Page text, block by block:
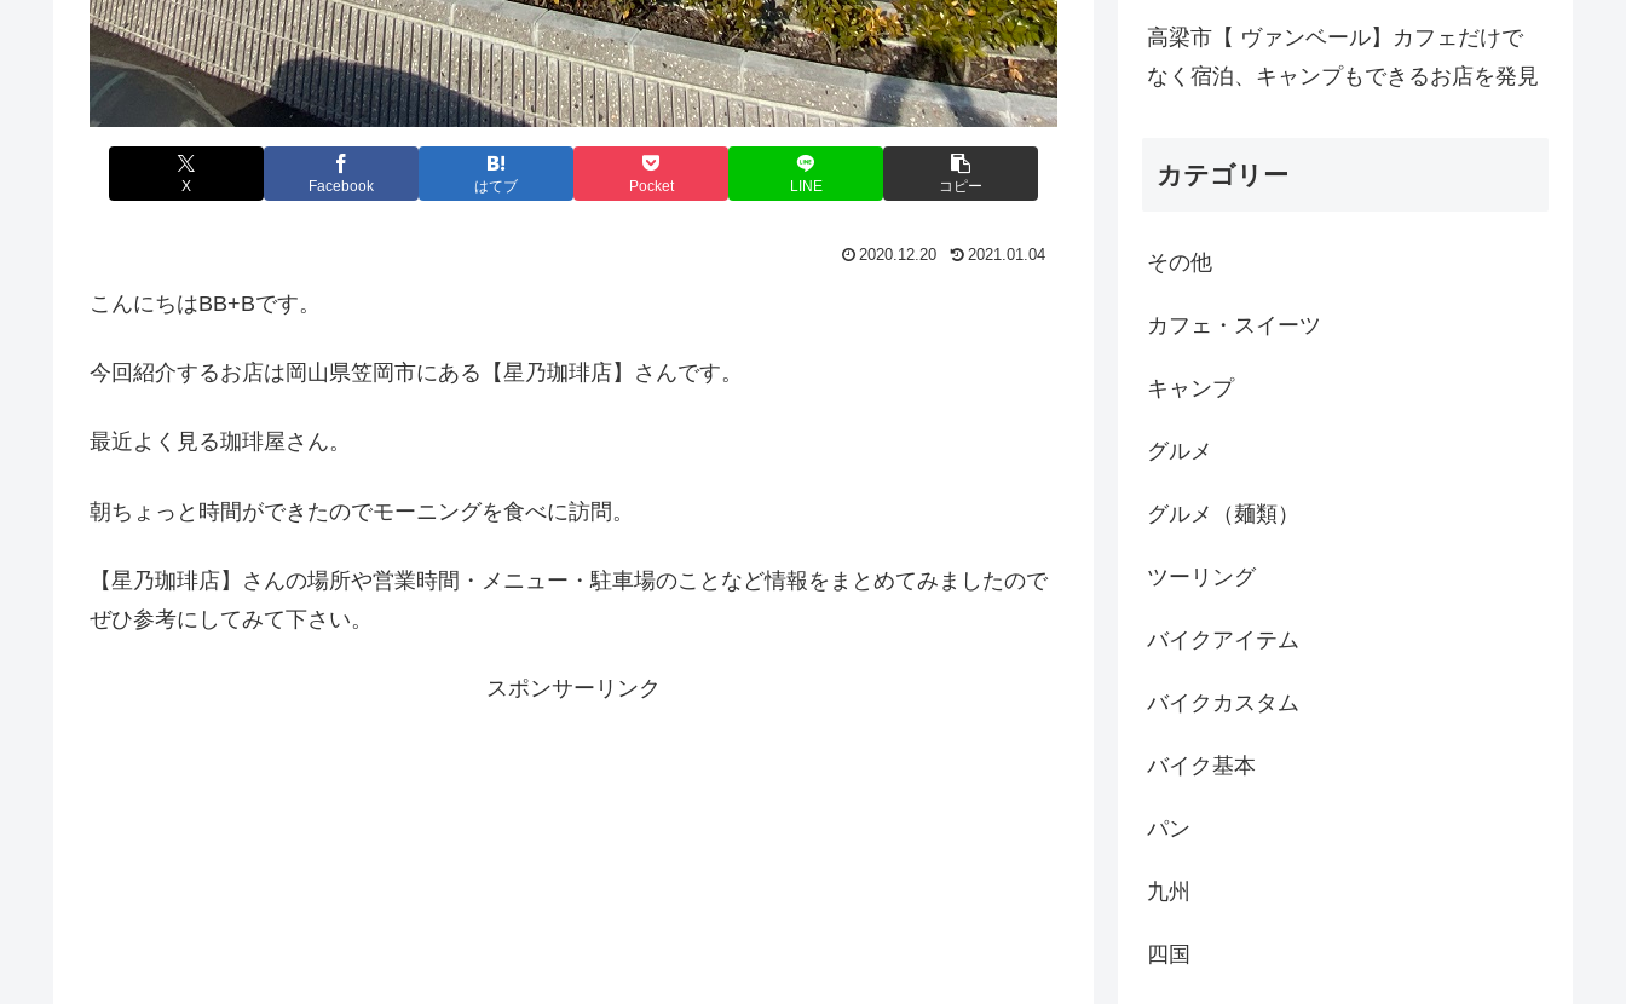
X Facebook はてブ Pocket LINE コピー
2020.12.20 2021.01.04
こんにちはBB+Bです。
今回紹介するお店は岡山県笠岡市にある【星乃珈琲店】さんです。
最近よく見る珈琲屋さん。
朝ちょっと時間ができたのでモーニングを食べに訪問。
【星乃珈琲店】さんの場所や営業時間・メニュー・駐車場のことなど情報をまとめてみましたので
ぜひ参考にしてみて下さい。
スポンサーリンク
高梁市【 ヴァンベール】カフェだけで
なく宿泊、キャンプもできるお店を発見
カテゴリー
その他
カフェ・スイーツ
キャンプ
グルメ
グルメ（麺類）
ツーリング
バイクアイテム
バイクカスタム
バイク基本
パン
九州
四国